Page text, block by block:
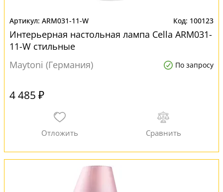
ARM031-11-W 100123
Интерьерная настольная лампа Cella ARM031-
11-W стильные
Maytoni (Германия)
По запросу
4 485 ₽